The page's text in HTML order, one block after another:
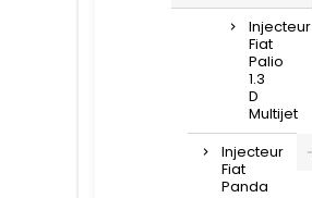
Injecteur
Fiat
Palio
1.3
D
Multijet
Injecteur
Fiat
Panda